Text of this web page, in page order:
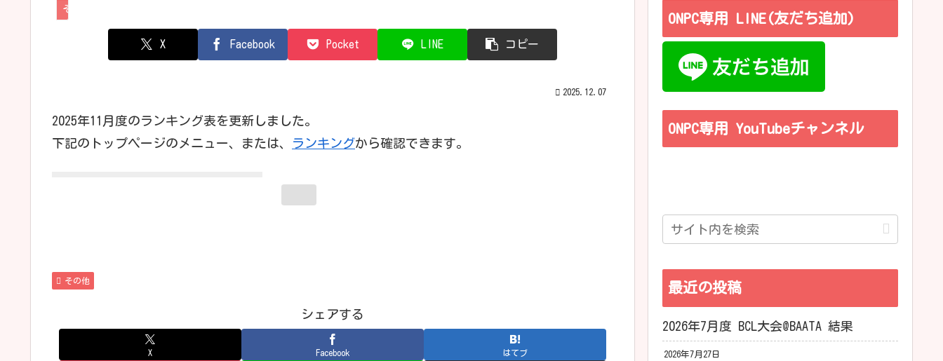
その他
X Facebook Pocket LINE コピー
2025.12.07
2025年11月度のランキング表を更新しました。
下記のトップページのメニュー、または、
ランキングから確認できます。
その他
シェアする
X Facebook はてブ
ONPC専用 LINE(友だち追加)
ONPC専用 YouTubeチャンネル
最近の投稿
2026年7月度 BCL大会@BAATA 結果
2026年7月27日